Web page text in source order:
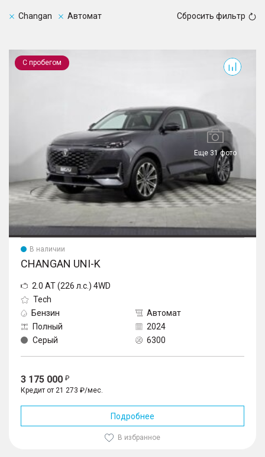
Changan Автомат Сбросить фильтр
С пробегом
Еще 31 фото
UNI-K
В наличии
CHANGAN UNI-K
2.0 AT (226 л.с.) 4WD
Tech
Бензин
Автомат
Полный
2024
Серый
6300
3 175 000
Кредит от 21 273 ₽/мес.
Подробнее
В избранное